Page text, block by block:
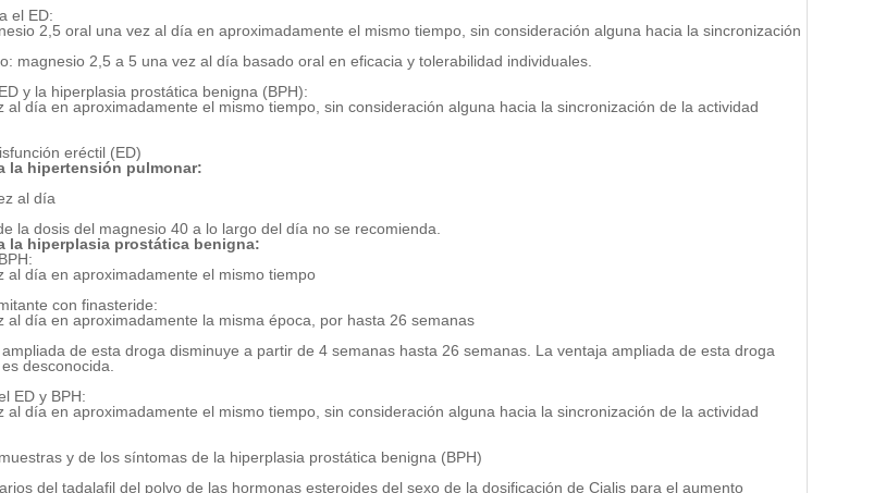
el ED:
2,5 oral una vez al día en aproximadamente el mismo tiempo, sin consideración alguna hacia la sincronización
magnesio 2,5 a 5 una vez al día basado oral en eficacia y tolerabilidad individuales.
y la hiperplasia prostática benigna (BPH):
al día en aproximadamente el mismo tiempo, sin consideración alguna hacia la sincronización de la actividad
eréctil (ED)
la hipertensión pulmonar:
al día
la dosis del magnesio 40 a lo largo del día no se recomienda.
la hiperplasia prostática benigna:
al día en aproximadamente el mismo tiempo
con finasteride:
al día en aproximadamente la misma época, por hasta 26 semanas
de esta droga disminuye a partir de 4 semanas hasta 26 semanas. La ventaja ampliada de esta droga
desconocida.
ED y BPH:
al día en aproximadamente el mismo tiempo, sin consideración alguna hacia la sincronización de la actividad
y de los síntomas de la hiperplasia prostática benigna (BPH)
del tadalafil del polvo de las hormonas esteroides del sexo de la dosificación de Cialis para el aumento